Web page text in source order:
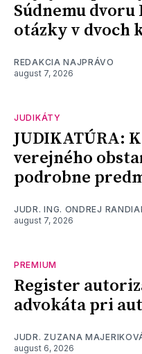
Súdnemu
otázky v dvoch
REDAKCIA NAJPRÁVO
august 7, 2026
JUDIKÁTY
JUDIKATÚRA:
verejného
podrobne
JUDR. ING. ONDREJ
august 7, 2026
PREMIUM
Register
advokáta pri
JUDR. ZUZANA
august 6, 2026